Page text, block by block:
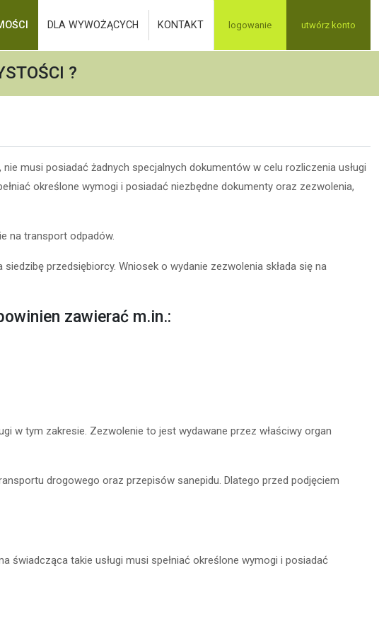
DLA WYWOŻĄCYCH KONTAKT logowanie utwórz konto
?
musi posiadać żadnych specjalnych dokumentów w celu rozliczenia usługi
określone wymogi i posiadać niezbędne dokumenty oraz zezwolenia,
na transport odpadów.
przedsiębiorcy. Wniosek o wydanie zezwolenia składa się na
zawierać m.in.:
w tym zakresie. Zezwolenie to jest wydawane przez właściwy organ
drogowego oraz przepisów sanepidu. Dlatego przed podjęciem
świadcząca takie usługi musi spełniać określone wymogi i posiadać